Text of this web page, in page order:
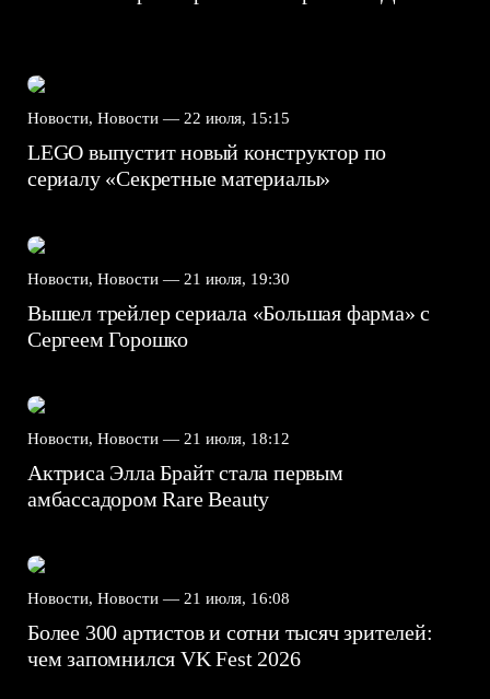
Новости, Новости — 22 июля, 15:15
LEGO выпустит новый конструктор по
сериалу «Секретные материалы»
Новости, Новости — 21 июля, 19:30
Вышел трейлер сериала «Большая фарма» с
Сергеем Горошко
Новости, Новости — 21 июля, 18:12
Актриса Элла Брайт стала первым
амбассадором Rare Beauty
Новости, Новости — 21 июля, 16:08
Более 300 артистов и сотни тысяч зрителей:
чем запомнился VK Fest 2026